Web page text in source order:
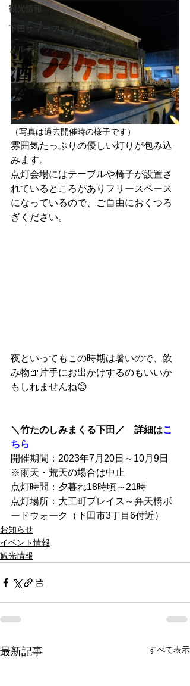
観光情報
下田サマーフェスタ
ノルディックウォーキング
（写真は過去開催時の様子です）
雰囲気たっぷりの優しい灯りが包み込
みます。
点灯会場にはテーブルや椅子が設置さ
れているところがありフリースペース
になっているので、ご自由におくつろ
ぎください。
夜といってもこの時期は暑いので、飲
み物🍺片手にお出かけするのもいいか
もしれませんね😊
＼竹たのしみまくる下田／　詳細はこ
ちら
開催期間：2023年7月20日～10月9日
※雨天・荒天の場合は中止
点灯時間：夕暮れ18時頃～21時
点灯場所：大工町プレイス～弁天橋ボ
ードウォーク（下田市3丁目6付近）
お知らせ
イベント情報
観光情報
最新記事 すべて表示